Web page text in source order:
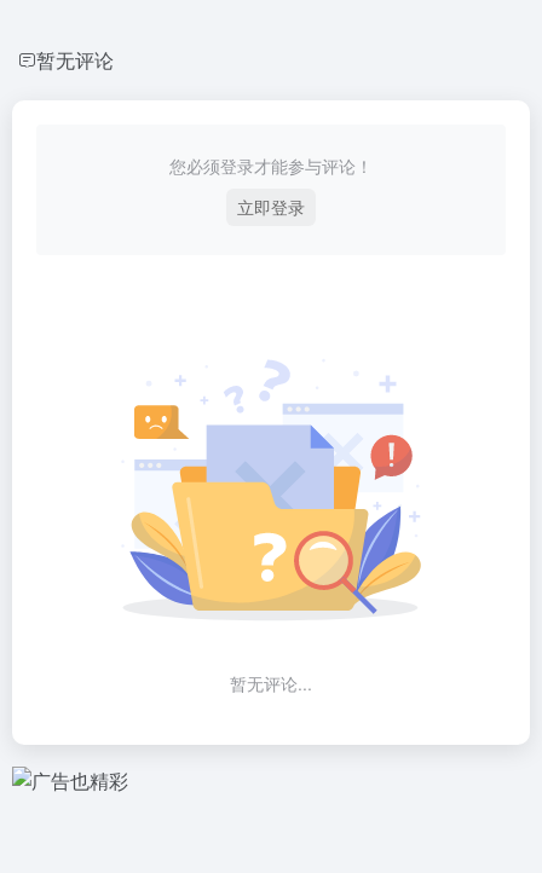
暂无评论
您必须登录才能参与评论！
立即登录
暂无评论...